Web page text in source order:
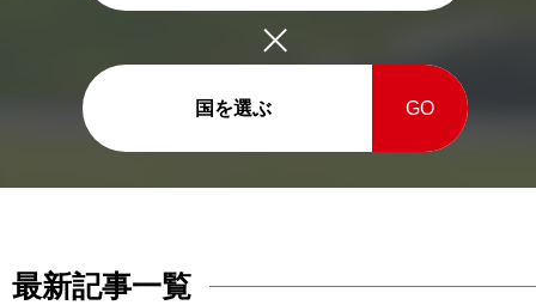
国を選ぶ GO
最新記事一覧